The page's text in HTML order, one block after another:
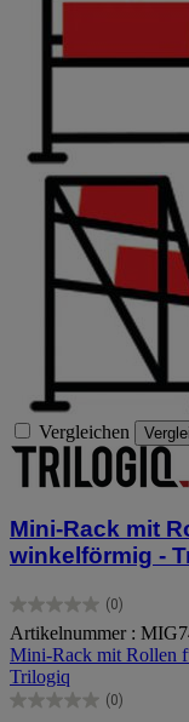
Vergleichen
Mini-Rack mit
winkelförmig -
(0)
0.0
von
5
Sternen.
Artikelnummer :
Mini-Rack mit Rollen
Trilogiq
(0)
0.0